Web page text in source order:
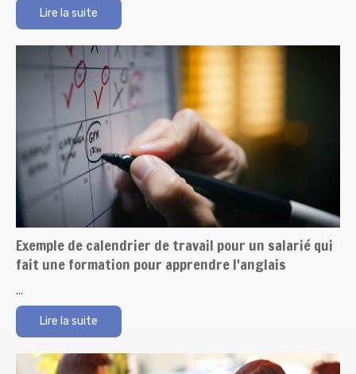
Lire la suite
Exemple de calendrier de travail pour un salarié qui
fait une formation pour apprendre l'anglais
...
Lire la suite